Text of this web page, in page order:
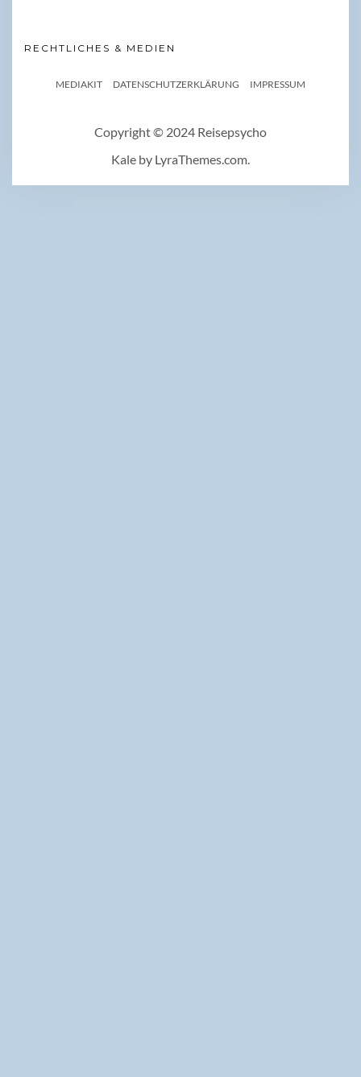
RECHTLICHES & MEDIEN
MEDIAKIT DATENSCHUTZERKLÄRUNG IMPRESSUM
Copyright © 2024 Reisepsycho
Kale by LyraThemes.com.